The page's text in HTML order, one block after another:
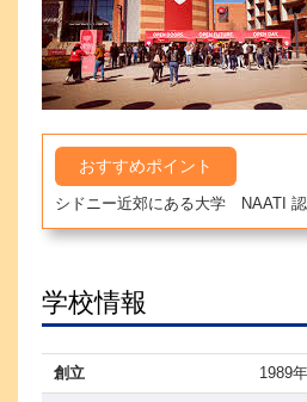
おすすめポイント
シドニー近郊にある大学 NAATI
学校情報
創立 1989